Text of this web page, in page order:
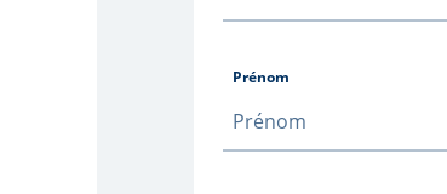
Prénom